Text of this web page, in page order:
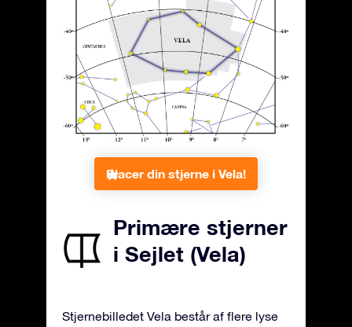
Placer din stjerne i Vela!
Primære stjerner
i Sejlet (Vela)
Stjernebilledet Vela består af flere lyse